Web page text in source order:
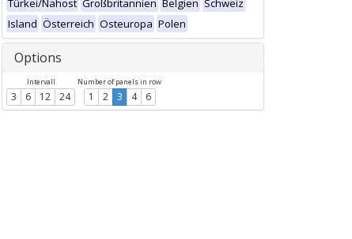
Türkei/Nahost Großbritannien Belgien Schweiz
Island Österreich Osteuropa Polen
Options
Intervall
3 6 12 24
Number of panels in row
1 2 3 4 6